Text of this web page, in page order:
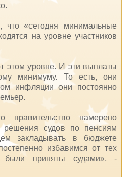
что «сегодня минимальные
на уровне участников
этом уровне. И эти выплаты
минимуму. То есть, они
инфляции они постоянно
намерено
решения судов по пенсиям
закладывать в бюджете
избавимся от тех
были приняты судами», -